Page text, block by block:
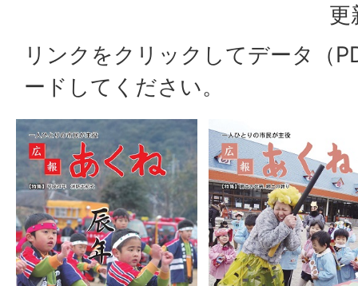
更
リンクをクリックしてデータ（
ードしてください。